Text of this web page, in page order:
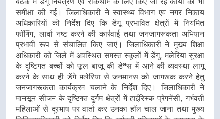
समीक्षा की गई। जिलाधिकारी ने स्वास्थ्य विभाग एवं नगर निकाय
अधिकारियों को निर्देश दिए कि डेंगू प्रभावित क्षेत्रों में नियमित
फॉगिंग, लार्वा नष्ट करने की कार्रवाई तथा जनजागरूकता अभियान
प्रभावी रूप से संचालित किए जाएं। जिलाधिकारी ने मुख्य शिक्षा
अधिकारी को जिले में अवस्थित समस्त स्कूलों में डेंगू, मलेरिया सुरक्षा
के दृष्टिगत बच्चों को फूल बाजू की डेªस में आने की व्यवस्था लागू
करने के साथ ही डेंगे मलेरिया से जनमानस को जागरूक करने हेतु
जनजागरूकता कार्यक्रम चलाने के निर्देश दिए। जिलाधिकारी ने
मानसून सीजन के दृष्टिगत दुर्गम क्षेत्रों में हाईरिस्क प्रेगनेंसी, गर्भवती
महिलाओं से दूरभाष पर वार्ता कर उनका हॉल चाल जाना तथा मुख्य